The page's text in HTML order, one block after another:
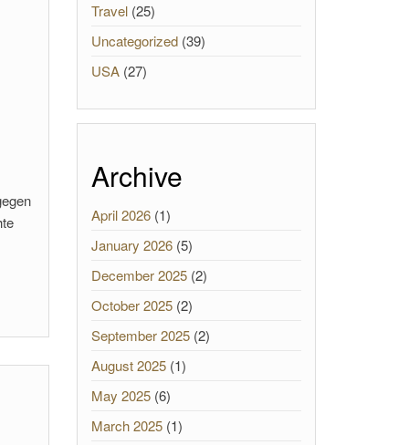
Travel(25)
Uncategorized(39)
USA(27)
Archive
April 2026(1)
January 2026(5)
December 2025(2)
October 2025(2)
September 2025(2)
August 2025(1)
May 2025(6)
March 2025(1)